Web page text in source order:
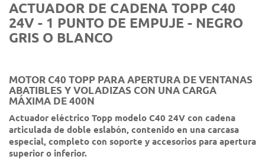
ACTUADOR DE CADENA TOPP C40
24V - 1 PUNTO DE EMPUJE - NEGRO
GRIS O BLANCO
MOTOR C40 TOPP PARA APERTURA DE VENTANAS
ABATIBLES Y VOLADIZAS CON UNA CARGA
MÁXIMA DE 400N
Actuador eléctrico Topp modelo C40 24V con cadena
articulada de doble eslabón, contenido en una carcasa
especial, completo con soporte y accesorios para apertura
superior o inferior.